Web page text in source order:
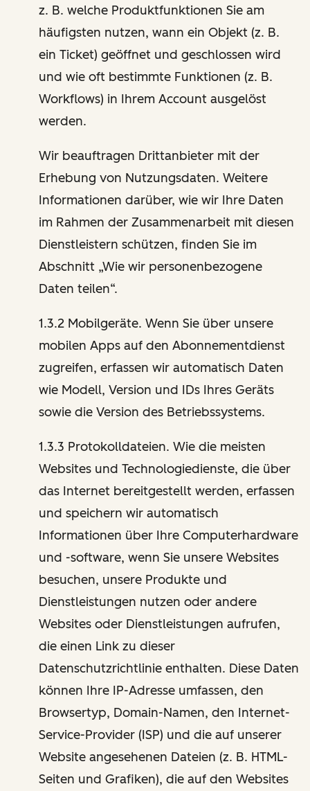
z. B. welche Produktfunktionen Sie am
häufigsten nutzen, wann ein Objekt (z. B.
ein Ticket) geöffnet und geschlossen wird
und wie oft bestimmte Funktionen (z. B.
Workflows) in Ihrem Account ausgelöst
werden.
Wir beauftragen Drittanbieter mit der
Erhebung von Nutzungsdaten. Weitere
Informationen darüber, wie wir Ihre Daten
im Rahmen der Zusammenarbeit mit diesen
Dienstleistern schützen, finden Sie im
Abschnitt „Wie wir personenbezogene
Daten teilen“.
1.3.2 Mobilgeräte. Wenn Sie über unsere
mobilen Apps auf den Abonnementdienst
zugreifen, erfassen wir automatisch Daten
wie Modell, Version und IDs Ihres Geräts
sowie die Version des Betriebssystems.
1.3.3 Protokolldateien. Wie die meisten
Websites und Technologiedienste, die über
das Internet bereitgestellt werden, erfassen
und speichern wir automatisch
Informationen über Ihre Computerhardware
und -software, wenn Sie unsere Websites
besuchen, unsere Produkte und
Dienstleistungen nutzen oder andere
Websites oder Dienstleistungen aufrufen,
die einen Link zu dieser
Datenschutzrichtlinie enthalten. Diese Daten
können Ihre IP-Adresse umfassen, den
Browsertyp, Domain-Namen, den Internet-
Service-Provider (ISP) und die auf unserer
Website angesehenen Dateien (z. B. HTML-
Seiten und Grafiken), die auf den Websites